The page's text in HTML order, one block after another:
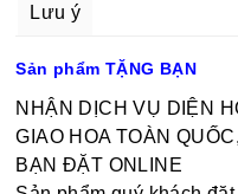
Lưu ý
Sản phẩm TẶNG BẠN
NHẬN DỊCH VỤ DIỆN
GIAO HOA TOÀN QUỐC,
BẠN ĐẶT ONLINE